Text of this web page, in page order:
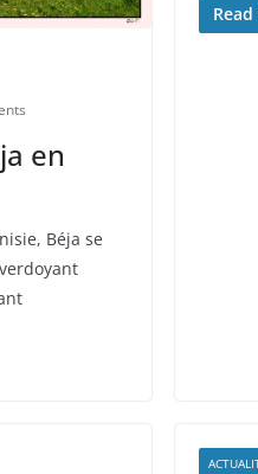
en
Béja se